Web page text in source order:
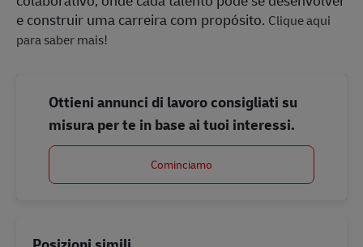
e construir uma carreira com propósito. Clique aqui
para saber mais!
Ottieni annunci di lavoro consigliati su
misura per te in base ai tuoi interessi.
Cominciamo